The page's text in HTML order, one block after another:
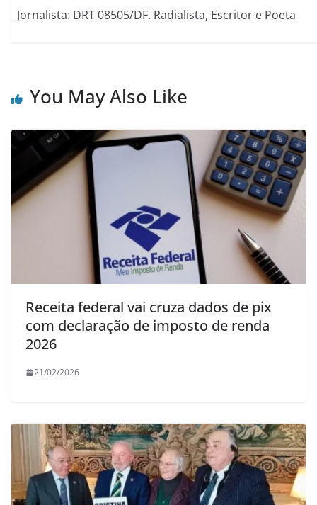
Jornalista: DRT 08505/DF. Radialista, Escritor e Poeta
You May Also Like
Receita federal vai cruza dados de pix
com declaração de imposto de renda
2026
21/02/2026